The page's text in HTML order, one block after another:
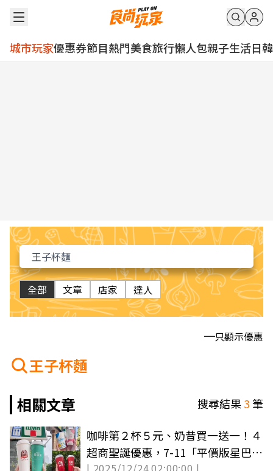
城市玩家優惠券節目熱門美食旅行懶人包親子生活日韓
全部 文章 店家 達人
只顯示優惠
王子杯麵
相關文章
搜尋結果3筆
咖啡第２杯５元、奶昔買一送一！４
超商聖誕優惠，7-11「平價版星巴
| 2025/12/24 02:00:00 |